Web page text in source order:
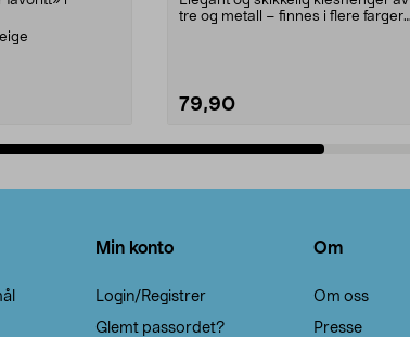
tre og metall – finnes i flere farger.
79,90
Min konto
Login/Registrer
Glemt passordet?
Om
Om oss
Presse